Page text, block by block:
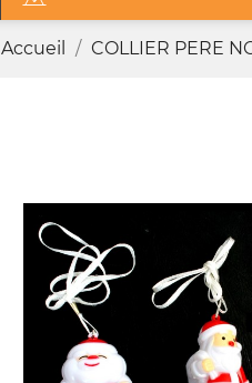
Accueil COLLIER PERE